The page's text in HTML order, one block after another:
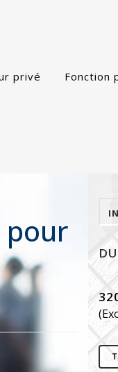
privé Fonction
pour